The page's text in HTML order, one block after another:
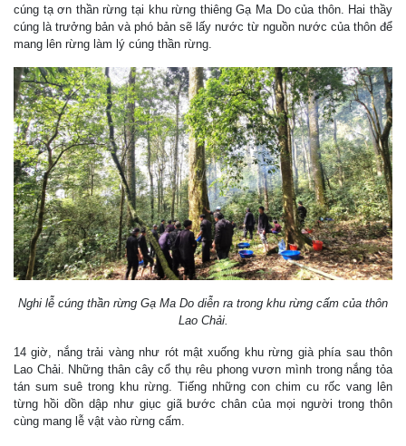
cúng tạ ơn thần rừng tại khu rừng thiêng Gạ Ma Do của thôn. Hai thầy
cúng là trưởng bản và phó bản sẽ lấy nước từ nguồn nước của thôn để
mang lên rừng làm lý cúng thần rừng.
Nghi lễ cúng thần rừng Gạ Ma Do diễn ra trong khu rừng cấm của thôn
Lao Chải.
14 giờ, nắng trải vàng như rót mật xuống khu rừng già phía sau thôn
Lao Chải. Những thân cây cổ thụ rêu phong vươn mình trong nắng tỏa
tán sum suê trong khu rừng. Tiếng những con chim cu rốc vang lên
từng hồi dồn dập như giục giã bước chân của mọi người trong thôn
cùng mang lễ vật vào rừng cấm.